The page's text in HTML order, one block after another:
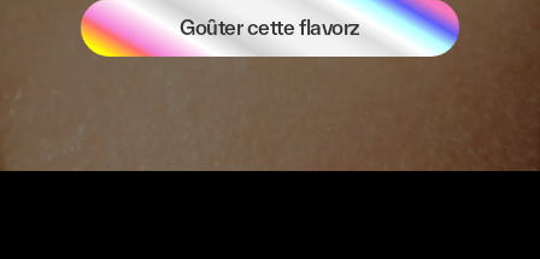
Goûter cette flavorz